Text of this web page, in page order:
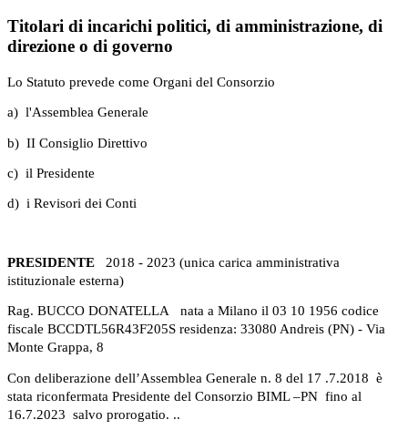
Titolari di incarichi politici, di amministrazione, di
direzione o di governo
Lo Statuto prevede come Organi del Consorzio
a) l'Assemblea Generale
b) II Consiglio Direttivo
c) il Presidente
d) i Revisori dei Conti
PRESIDENTE
2018 - 2023 (unica carica amministrativa
istituzionale esterna)
Rag. BUCCO DONATELLA nata a Milano il 03 10 1956 codice
fiscale BCCDTL56R43F205S residenza: 33080 Andreis (PN) - Via
Monte Grappa, 8
Con deliberazione dell’Assemblea Generale n. 8 del 17 .7.2018 è
stata riconfermata Presidente del Consorzio BIML –PN fino al
16.7.2023 salvo prorogatio. ..